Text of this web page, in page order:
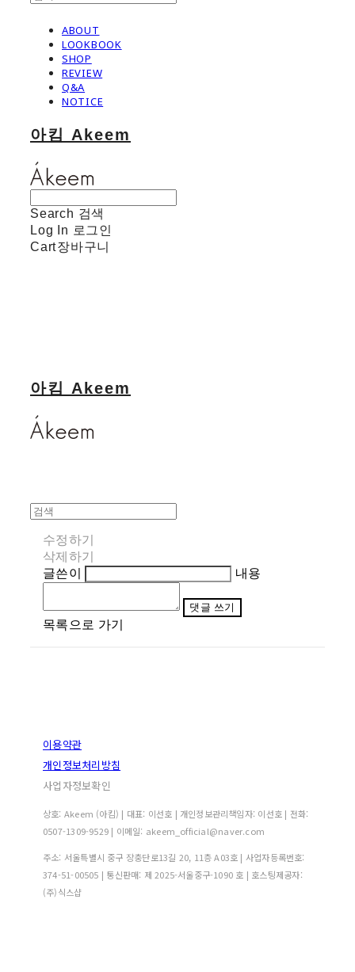
ABOUT
LOOKBOOK
SHOP
REVIEW
Q&A
NOTICE
아킴 Akeem
Search 검색
Log In 로그인
Cart장바구니
아킴 Akeem
수정하기
삭제하기
글쓴이
내용
댓글 쓰기
목록으로 가기
이용약관
개인정보처리방침
사업자정보확인
상호: Akeem (아킴) | 대표: 이선호 | 개인정보관리책임자: 이선호 | 전화:
0507-1309-9529 | 이메일: akeem_official@naver.com
주소: 서울특별시 중구 장충단로13길 20, 11층 A03호 | 사업자등록번호:
374-51-00505 | 통신판매: 제 2025-서울중구-1090 호 | 호스팅제공자:
(주)식스샵